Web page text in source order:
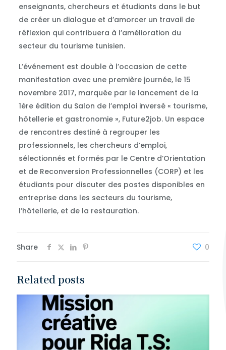
enseignants, chercheurs et étudiants dans le but
de créer un dialogue et d’amorcer un travail de
réflexion qui contribuera à l’amélioration du
secteur du tourisme tunisien.
L’événement est double à l’occasion de cette
manifestation avec une première journée, le 15
novembre 2017, marquée par le lancement de la
1ère édition du Salon de l’emploi inversé « tourisme,
hôtellerie et gastronomie », Future2job. Un espace
de rencontres destiné à regrouper les
professionnels, les chercheurs d’emploi,
sélectionnés et formés par le Centre d’Orientation
et de Reconversion Professionnelles (CORP) et les
étudiants pour discuter des postes disponibles en
entreprise dans les secteurs du tourisme,
l’hôtellerie, et de la restauration.
Share 0
Related posts